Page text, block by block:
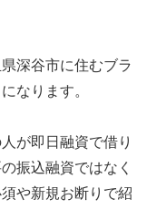
深谷市に住むブラ
なります。
が即日融資で借り
振込融資ではなく
や新規お断りで紹